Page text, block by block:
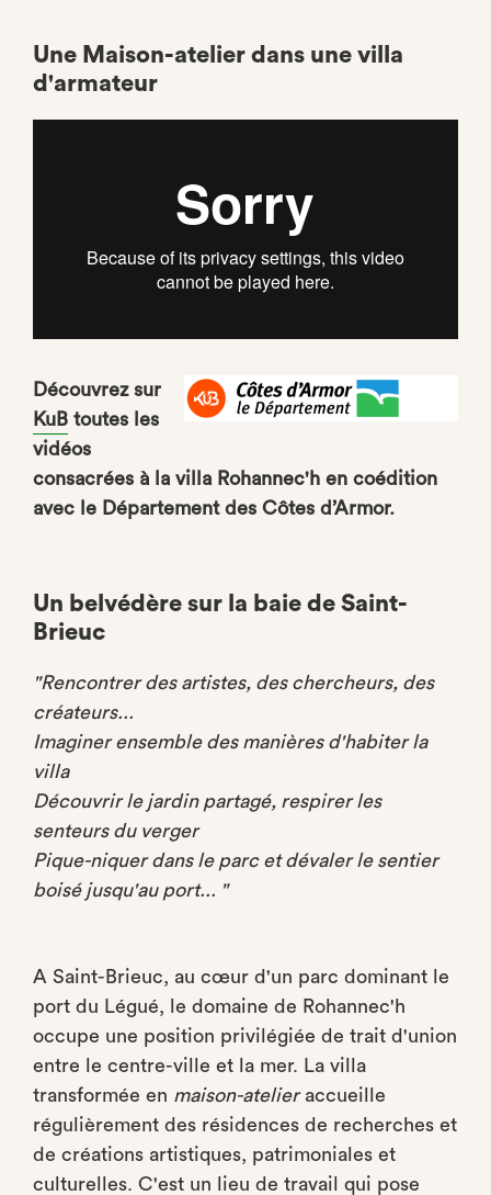
Une Maison-atelier dans une villa
d'armateur
Découvrez sur
KuB toutes les
vidéos
consacrées à la villa Rohannec'h en coédition
avec le Département des Côtes d’Armor.
Un belvédère sur la baie de Saint-
Brieuc
"Rencontrer des artistes, des chercheurs, des
créateurs...
Imaginer ensemble des manières d'habiter la
villa
Découvrir le jardin partagé, respirer les
senteurs du verger
Pique-niquer dans le parc et dévaler le sentier
boisé jusqu'au port... "
A Saint-Brieuc, au cœur d'un parc dominant le
port du Légué, le domaine de Rohannec'h
occupe une position privilégiée de trait d'union
entre le centre-ville et la mer. La villa
transformée en maison-atelieraccueille
régulièrement des résidences de recherches et
de créations artistiques, patrimoniales et
culturelles. C'est un lieu de travail qui pose